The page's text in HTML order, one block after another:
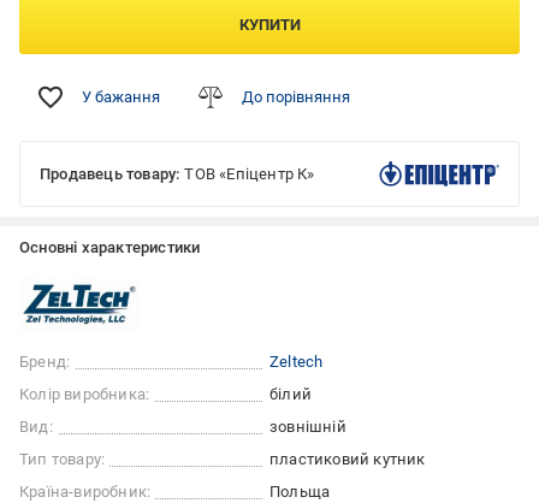
КУПИТИ
У бажання До порівняння
Продавець товару: ТОВ «Епіцентр К»
Основні характеристики
Бренд:
Zeltech
Колір виробника:
білий
Вид:
зовнішній
Тип товару:
пластиковий кутник
Країна-виробник:
Польща